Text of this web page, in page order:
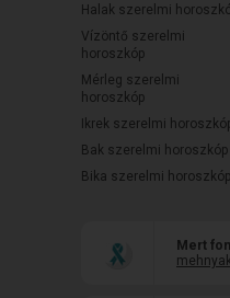
Halak szerelmi
Vízöntő szerelmi
horoszkóp
Mérleg szerelmi
horoszkóp
Ikrek szerelmi
Bak szerelmi horoszkóp
Bika szerelmi horoszkóp
Mert